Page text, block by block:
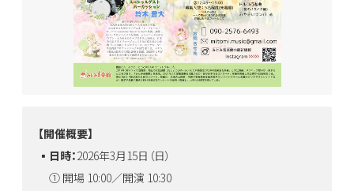
【開催概要】
▪️日時：2026年3月15日（日）
① 開場 10:00／開演 10:30